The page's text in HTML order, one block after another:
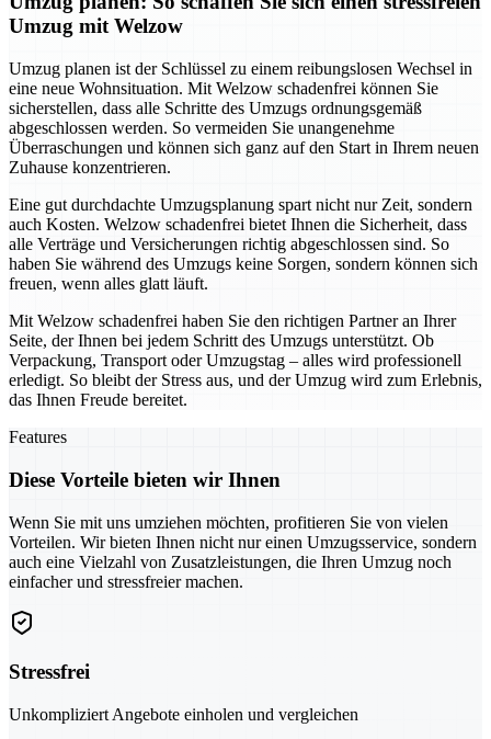
Umzug mit Welzow
Umzug planen ist der Schlüssel zu einem reibungslosen Wechsel in
eine neue Wohnsituation. Mit Welzow schadenfrei können Sie
sicherstellen, dass alle Schritte des Umzugs ordnungsgemäß
abgeschlossen werden. So vermeiden Sie unangenehme
Überraschungen und können sich ganz auf den Start in Ihrem neuen
Zuhause konzentrieren.
Eine gut durchdachte Umzugsplanung spart nicht nur Zeit, sondern
auch Kosten. Welzow schadenfrei bietet Ihnen die Sicherheit, dass
alle Verträge und Versicherungen richtig abgeschlossen sind. So
haben Sie während des Umzugs keine Sorgen, sondern können sich
freuen, wenn alles glatt läuft.
Mit Welzow schadenfrei haben Sie den richtigen Partner an Ihrer
Seite, der Ihnen bei jedem Schritt des Umzugs unterstützt. Ob
Verpackung, Transport oder Umzugstag – alles wird professionell
erledigt. So bleibt der Stress aus, und der Umzug wird zum Erlebnis,
das Ihnen Freude bereitet.
Features
Diese Vorteile bieten wir Ihnen
Wenn Sie mit uns umziehen möchten, profitieren Sie von vielen
Vorteilen. Wir bieten Ihnen nicht nur einen Umzugsservice, sondern
auch eine Vielzahl von Zusatzleistungen, die Ihren Umzug noch
einfacher und stressfreier machen.
Stressfrei
Unkompliziert Angebote einholen und vergleichen